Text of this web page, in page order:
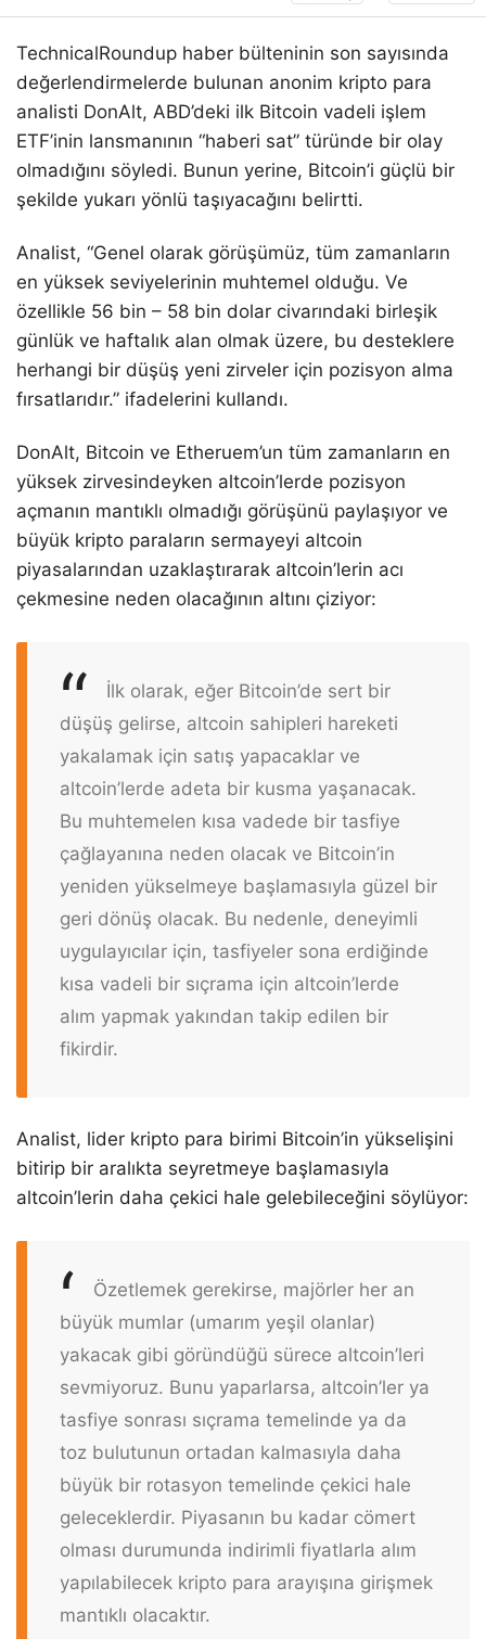
TechnicalRoundup haber bülteninin son sayısında
değerlendirmelerde bulunan anonim kripto para
analisti DonAlt, ABD’deki ilk Bitcoin vadeli işlem
ETF’inin lansmanının “haberi sat” türünde bir olay
olmadığını söyledi. Bunun yerine, Bitcoin’i güçlü bir
şekilde yukarı yönlü taşıyacağını belirtti.
Analist, “Genel olarak görüşümüz, tüm zamanların
en yüksek seviyelerinin muhtemel olduğu. Ve
özellikle 56 bin – 58 bin dolar civarındaki birleşik
günlük ve haftalık alan olmak üzere, bu desteklere
herhangi bir düşüş yeni zirveler için pozisyon alma
fırsatlarıdır.” ifadelerini kullandı.
DonAlt, Bitcoin ve Etheruem’un tüm zamanların en
yüksek zirvesindeyken altcoin’lerde pozisyon
açmanın mantıklı olmadığı görüşünü paylaşıyor ve
büyük kripto paraların sermayeyi altcoin
piyasalarından uzaklaştırarak altcoin’lerin acı
çekmesine neden olacağının altını çiziyor:
İlk olarak, eğer Bitcoin’de sert bir
düşüş gelirse, altcoin sahipleri hareketi
yakalamak için satış yapacaklar ve
altcoin’lerde adeta bir kusma yaşanacak.
Bu muhtemelen kısa vadede bir tasfiye
çağlayanına neden olacak ve Bitcoin’in
yeniden yükselmeye başlamasıyla güzel bir
geri dönüş olacak. Bu nedenle, deneyimli
uygulayıcılar için, tasfiyeler sona erdiğinde
kısa vadeli bir sıçrama için altcoin’lerde
alım yapmak yakından takip edilen bir
fikirdir.
Analist, lider kripto para birimi Bitcoin’in yükselişini
bitirip bir aralıkta seyretmeye başlamasıyla
altcoin’lerin daha çekici hale gelebileceğini söylüyor:
Özetlemek gerekirse, majörler her an
büyük mumlar (umarım yeşil olanlar)
yakacak gibi göründüğü sürece altcoin’leri
sevmiyoruz. Bunu yaparlarsa, altcoin’ler ya
tasfiye sonrası sıçrama temelinde ya da
toz bulutunun ortadan kalmasıyla daha
büyük bir rotasyon temelinde çekici hale
geleceklerdir. Piyasanın bu kadar cömert
olması durumunda indirimli fiyatlarla alım
yapılabilecek kripto para arayışına girişmek
mantıklı olacaktır.